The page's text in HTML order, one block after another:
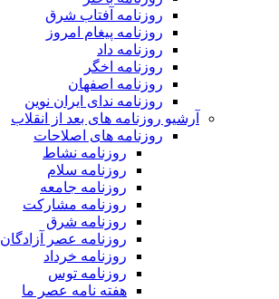
روزنامه آفتاب شرق
روزنامه پیغام امروز
روزنامه داد
روزنامه اخگر
روزنامه اصفهان
روزنامه ندای ایران نوین
آرشیو روزنامه های بعد از انقلاب
روزنامه های اصلاحات
روزنامه نشاط
روزنامه سلام
روزنامه جامعه
روزنامه مشارکت
روزنامه شرق
روزنامه عصر آزادگان
روزنامه خرداد
روزنامه توس
هفته نامه عصر ما